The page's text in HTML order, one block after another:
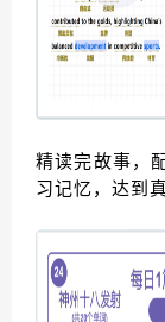
精读完故事，
习记忆，达到